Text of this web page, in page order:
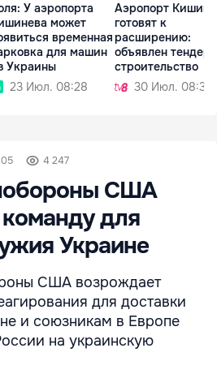
У аэропорта
может
временная
для машин
Украины
23 Июл. 08:28
Аэропорт
готовят к
расширению:
объявлен тендер
строительство
30 Июл. 08:36
4 247
США
для
Украине
США возрождает
для доставки
и союзникам в Европе
на украинскую